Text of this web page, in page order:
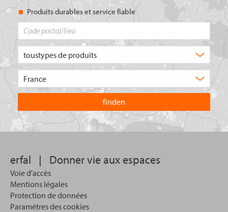
Produits durables et service fiable
de
recherchez-
vous
?
pays
dans
lequel
vous
souhaitez
recherche.
erfal | Donner vie aux espaces
Voie d'accès
Mentions légales
Protection de données
Paramètres des cookies